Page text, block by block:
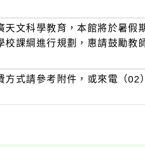
天文科學教育，本館將於暑假
校課綱進行規劃，惠請鼓勵教
方式請參考附件，或來電（